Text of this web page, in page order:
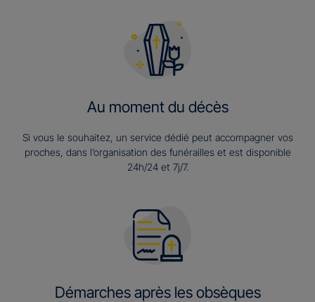
Au moment du décès
Si vous le souhaitez, un service dédié peut accompagner vos
proches, dans l’organisation des funérailles et est disponible
24h/24 et 7j/7.
Démarches après les obsèques